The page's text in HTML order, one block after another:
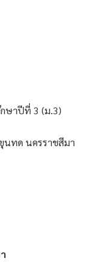
ษาปีที่ 3 (ม.3)
ทด นครราชสีมา